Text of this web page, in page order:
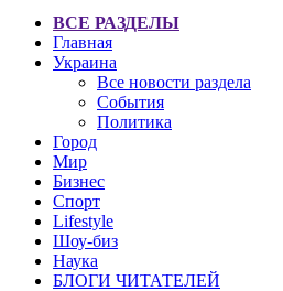
ВСЕ РАЗДЕЛЫ
Главная
Украина
Все новости раздела
События
Политика
Город
Мир
Бизнес
Спорт
Lifestyle
Шоу-биз
Наука
БЛОГИ ЧИТАТЕЛЕЙ